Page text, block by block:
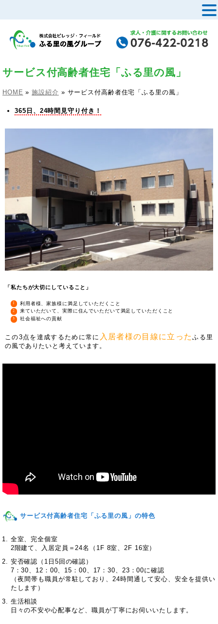
サービス付高齢者住宅「ふる里の風」
HOME » 施設紹介 » サービス付高齢者住宅「ふる里の風」
365日、24時間見守り付き！
「私たちが大切にしていること」
利用者様、家族様に満足していただくこと
来ていただいて、実際に住んでいただいて満足していただくこと
社会福祉への貢献
この3点を達成するために常に 入居者様の目線に立ったふる里
の風でありたいと考えています。
サービス付高齢者住宅「ふる里の風」事業所紹介
サービス付高齢者住宅「ふる里の風」の特色
全室、完全個室
2階建て、入居定員＝24名（1F 8室、2F 16室）
安否確認（1日5回の確認）
7：30、12：00、15：00、17：30、23：00に確認
（夜間帯も職員が常駐しており、24時間通して安心、安全を提供い
たします）
生活相談
日々の不安や心配事など、職員が丁寧にお伺いいたします。